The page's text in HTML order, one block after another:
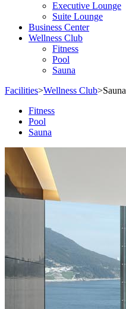
Executive Lounge
Suite Lounge
Business Center
Wellness Club
Fitness
Pool
Sauna
Facilities>Wellness Club>Sauna
Fitness
Pool
Sauna